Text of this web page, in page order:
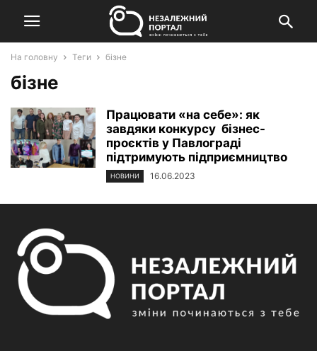
На головну Теги бізне
бізне
Працювати «на себе»: як
завдяки конкурсу бізнес-
проєктів у Павлограді
підтримують підприємництво
НОВИНИ 16.06.2023